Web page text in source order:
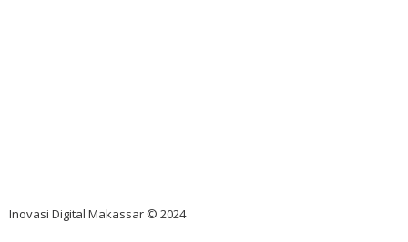
Inovasi Digital Makassar © 2024